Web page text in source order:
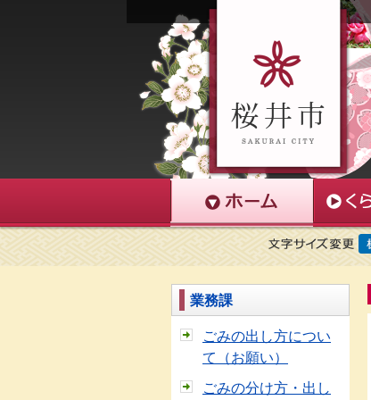
業務課
ごみの出し方につい
て（お願い）
ごみの分け方・出し